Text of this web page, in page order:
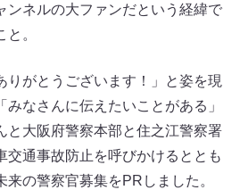
ンネルの大ファンだという経緯で
。
りがとうございます！」と姿を現
みなさんに伝えたいことがある」
と大阪府警察本部と住之江警察署
通事故防止を呼びかけるととも
の警察官募集をPRしました。